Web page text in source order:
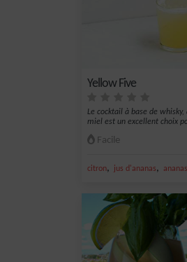
Yellow Five
Le cocktail à base de
miel est un excellent choix
Facile
citron, jus d'ananas, ananas